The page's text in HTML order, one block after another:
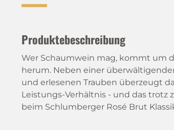
Produktebeschreibung
Wer Schaumwein mag, kommt um
herum. Neben einer
und erlesenen Trauben überzeugt
Leistungs-Verhältnis - und das trotz
beim Schlumberger Rosé Brut